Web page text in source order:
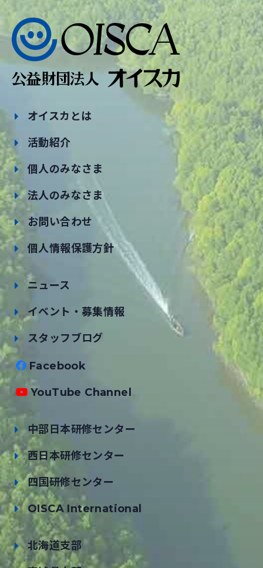
オイスカとは
活動紹介
個人のみなさま
法人のみなさま
お問い合わせ
個人情報保護方針
ニュース
イベント・募集情報
スタッフブログ
Facebook
YouTube Channel
中部日本研修センター
西日本研修センター
四国研修センター
OISCA International
北海道支部